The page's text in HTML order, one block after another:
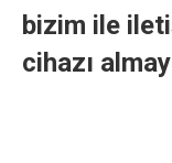
bizim ile
cihazı